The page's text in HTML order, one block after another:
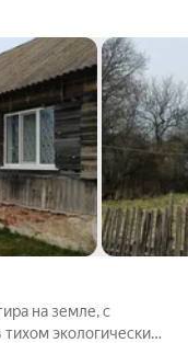
на земле, с
экологически